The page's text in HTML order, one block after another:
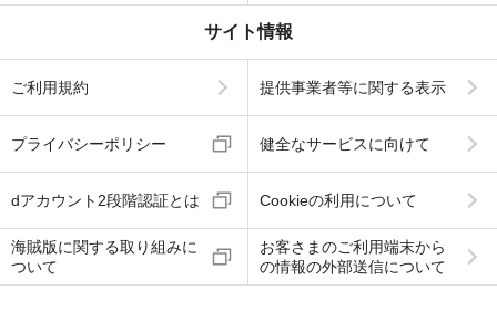
サイト情報
ご利用規約 提供事業者等に関する表示
プライバシーポリシー 健全なサービスに向けて
dアカウント2段階認証とは Cookieの利用について
海賊版に関する取り組みに
ついて
お客さまのご利用端末から
の情報の外部送信について